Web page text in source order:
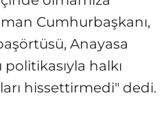
Cumhurbaşkanı,
Anayasa
halkı
hissettirmedi" dedi.